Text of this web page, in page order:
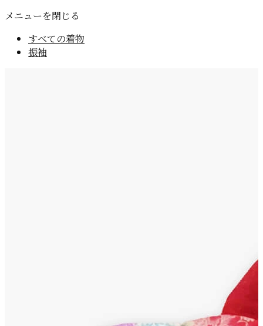
メニューを閉じる
すべての着物
振袖